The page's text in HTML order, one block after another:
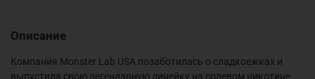
Описание
Компания Monster Lab USA позаботилась о сладкоежках и
выпустила свою легендарную линейку на солевом никотине.